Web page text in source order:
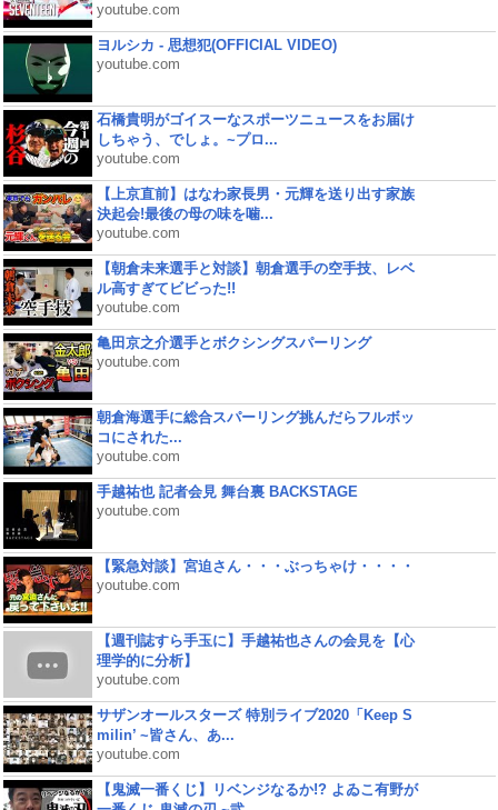
youtube.com
ヨルシカ - 思想犯(OFFICIAL VIDEO)
youtube.com
石橋貴明がゴイスーなスポーツニュースをお届け
しちゃう、でしょ。~プロ...
youtube.com
【上京直前】はなわ家長男・元輝を送り出す家族
決起会!最後の母の味を噛...
youtube.com
【朝倉未来選手と対談】朝倉選手の空手技、レベ
ル高すぎてビビった!!
youtube.com
亀田京之介選手とボクシングスパーリング
youtube.com
朝倉海選手に総合スパーリング挑んだらフルボッ
コにされた...
youtube.com
手越祐也 記者会見 舞台裏 BACKSTAGE
youtube.com
【緊急対談】宮迫さん・・・ぶっちゃけ・・・・
youtube.com
【週刊誌すら手玉に】手越祐也さんの会見を【心
理学的に分析】
youtube.com
サザンオールスターズ 特別ライブ2020「Keep S
milin’ ~皆さん、あ...
youtube.com
【鬼滅一番くじ】リベンジなるか!? よゐこ有野が